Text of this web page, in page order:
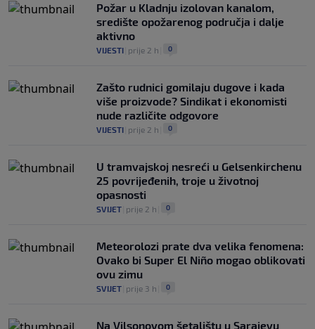
Požar u Kladnju izolovan kanalom,
središte opožarenog područja i dalje
aktivno
VIJESTI prije 2 h 0
Zašto rudnici gomilaju dugove i kada
više proizvode? Sindikat i ekonomisti
nude različite odgovore
VIJESTI prije 2 h 0
U tramvajskoj nesreći u Gelsenkirchenu
25 povrijeđenih, troje u životnoj
opasnosti
SVIJET prije 2 h 0
Meteorolozi prate dva velika fenomena:
Ovako bi Super El Niño mogao oblikovati
ovu zimu
SVIJET prije 3 h 0
Na Vilsonovom šetalištu u Sarajevu